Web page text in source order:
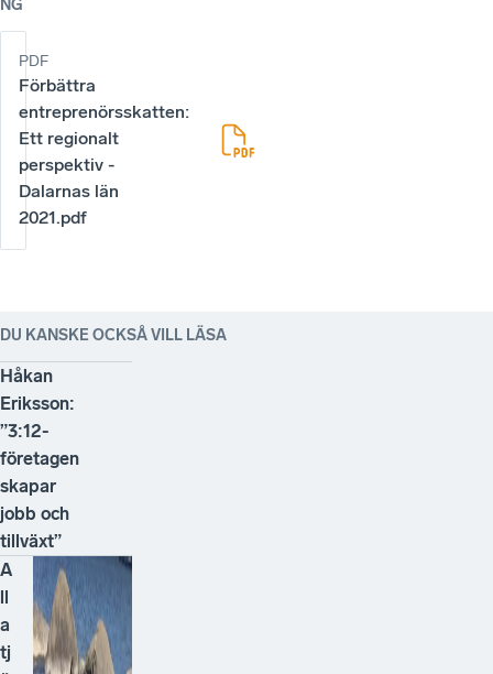
NG
PDF
Förbättra
entreprenörsskatten:
Ett regionalt
perspektiv -
Dalarnas län
2021.pdf
DU KANSKE OCKSÅ VILL LÄSA
Håkan
Eriksson:
”3:12-
företagen
skapar
jobb och
tillväxt”
A
ll
a
tj